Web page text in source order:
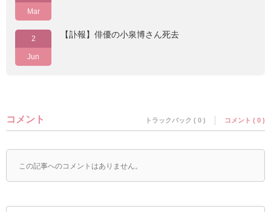
Mar
2
Jun
【訃報】俳優の小泉博さん死去
コメント トラックバック ( 0 ) コメント ( 0 )
この記事へのコメントはありません。